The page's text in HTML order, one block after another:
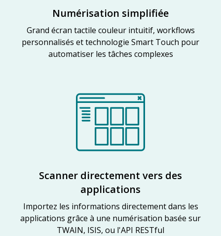
Numérisation simplifiée
Grand écran tactile couleur intuitif, workflows
personnalisés et technologie Smart Touch pour
automatiser les tâches complexes
Scanner directement vers des
applications
Importez les informations directement dans les
applications grâce à une numérisation basée sur
TWAIN, ISIS, ou l'API RESTful